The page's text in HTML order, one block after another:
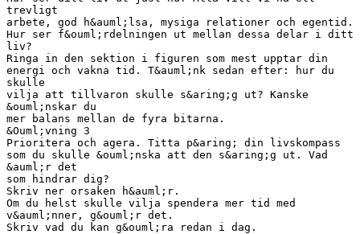
trevligt
arbete, god h&auml;lsa, mysiga relationer och egentid.
Hur ser f&ouml;rdelningen ut mellan dessa delar i ditt
liv?
Ringa in den sektion i figuren som mest upptar din
energi och vakna tid. T&auml;nk sedan efter: hur du
skulle
vilja att tillvaron skulle s&aring;g ut? Kanske
&ouml;nskar du
mer balans mellan de fyra bitarna.
&Ouml;vning 3
Prioritera och agera. Titta p&aring; din livskompass
som du skulle &ouml;nska att den s&aring;g ut. Vad
&auml;r det
som hindrar dig?
Skriv ner orsaken h&auml;r.
Om du helst skulle vilja spendera mer tid med
v&auml;nner, g&ouml;r det.
Skriv vad du kan g&ouml;ra redan i dag.